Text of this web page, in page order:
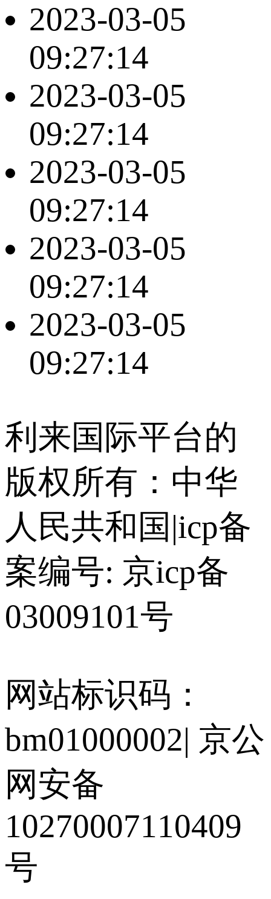
2023-03-05
09:27:14
2023-03-05
09:27:14
2023-03-05
09:27:14
2023-03-05
09:27:14
2023-03-05
09:27:14
利来国际平台的
版权所有：中华
人民共和国 |icp备
案编号: 京icp备
03009101号
网站标识码：
bm01000002| 京公
网安备
10270007110409
号